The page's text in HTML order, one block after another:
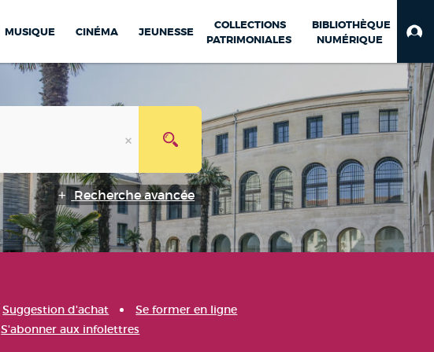
MUSIQUE CINÉMA JEUNESSE
COLLECTIONS
PATRIMONIALES
BIBLIOTHÈQUE
NUMÉRIQUE
Recherche avancée
Suggestion d'achat
Se former en ligne
S'abonner aux infolettres